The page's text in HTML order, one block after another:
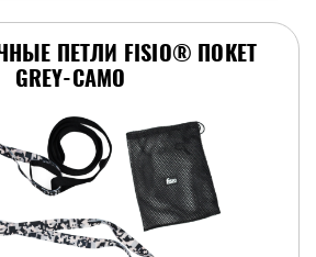
ПЕТЛИ FISIO® ПОКЕТ
GREY-CAMO